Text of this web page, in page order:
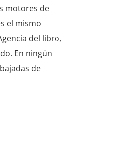
motores de
el mismo
del libro,
En ningún
de